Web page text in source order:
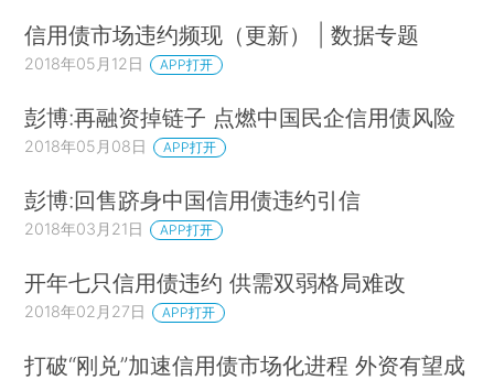
信用债市场违约频现（更新） | 数据专题
2018年05月12日 APP打开
彭博:再融资掉链子 点燃中国民企信用债风险
2018年05月08日 APP打开
彭博:回售跻身中国信用债违约引信
2018年03月21日 APP打开
开年七只信用债违约 供需双弱格局难改
2018年02月27日 APP打开
打破“刚兑”加速信用债市场化进程 外资有望成